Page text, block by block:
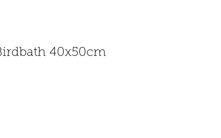
40x50cm